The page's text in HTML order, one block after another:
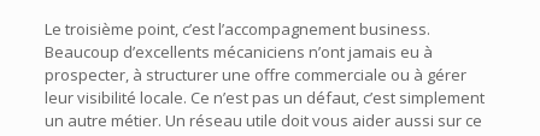
Le troisième point, c’est l’accompagnement business.
Beaucoup d’excellents mécaniciens n’ont jamais eu à
prospecter, à structurer une offre commerciale ou à gérer
leur visibilité locale. Ce n’est pas un défaut, c’est simplement
un autre métier. Un réseau utile doit vous aider aussi sur ce